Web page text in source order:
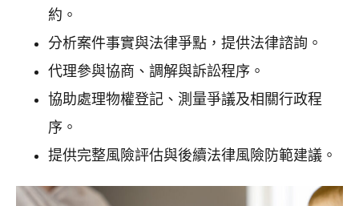
約。
分析案件事實與法律爭點，提供法律諮詢。
代理參與協商、調解與訴訟程序。
協助處理物權登記、測量爭議及相關行政程
序。
提供完整風險評估與後續法律風險防範建議。